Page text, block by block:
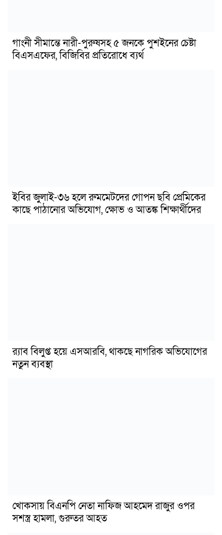
গাংনী সীমান্তে নারী-পুরুষসহ ৫ জনকে পুশইনের চেষ্টা
বিএসএফের, বিজিবির প্রতিরোধে ব্যর্থ
ইবির জুলাই-৩৬ হলে রুমমেটদের গোপন ছবি প্রেমিকের
কাছে পাঠানোর অভিযোগ, ক্ষোভ ও আতঙ্ক শিক্ষার্থীদের
র‍্যাব বিলুপ্ত হয়ে এসআরবি, থাকছে নাগরিক অভিযোগের
নতুন ব্যবস্থা
খোকসায় বিএনপি নেতা নাফিজ আহমেদ রাজুর ওপর
সশস্ত্র হামলা, গুরুতর আহত